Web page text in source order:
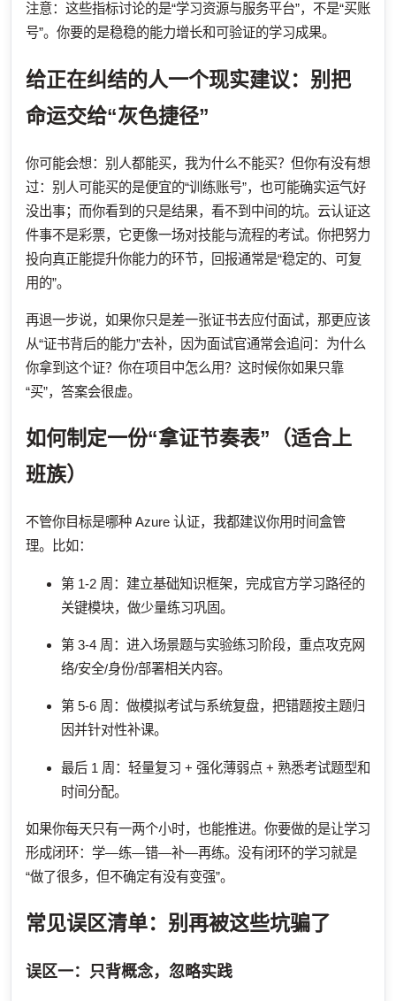
注意：这些指标讨论的是“学习资源与服务平台”，不是“买账
号”。你要的是稳稳的能力增长和可验证的学习成果。
给正在纠结的人一个现实建议：别把
命运交给“灰色捷径”
你可能会想：别人都能买，我为什么不能买？但你有没有想
过：别人可能买的是便宜的“训练账号”，也可能确实运气好
没出事；而你看到的只是结果，看不到中间的坑。云认证这
件事不是彩票，它更像一场对技能与流程的考试。你把努力
投向真正能提升你能力的环节，回报通常是“稳定的、可复
用的”。
再退一步说，如果你只是差一张证书去应付面试，那更应该
从“证书背后的能力”去补，因为面试官通常会追问：为什么
你拿到这个证？你在项目中怎么用？这时候你如果只靠
“买”，答案会很虚。
如何制定一份“拿证节奏表”（适合上
班族）
不管你目标是哪种 Azure 认证，我都建议你用时间盒管
理。比如：
第 1-2 周：建立基础知识框架，完成官方学习路径的
关键模块，做少量练习巩固。
第 3-4 周：进入场景题与实验练习阶段，重点攻克网
络/安全/身份/部署相关内容。
第 5-6 周：做模拟考试与系统复盘，把错题按主题归
因并针对性补课。
最后 1 周：轻量复习 + 强化薄弱点 + 熟悉考试题型和
时间分配。
如果你每天只有一两个小时，也能推进。你要做的是让学习
形成闭环：学—练—错—补—再练。没有闭环的学习就是
“做了很多，但不确定有没有变强”。
常见误区清单：别再被这些坑骗了
误区一：只背概念，忽略实践